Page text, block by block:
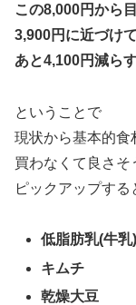
この8,000円から
3,900円に近づけ
あと4,100円減ら
ということで
現状から基本的食
買わなくて良さそ
ピックアップする
低脂肪乳(牛乳)
キムチ
乾燥大豆